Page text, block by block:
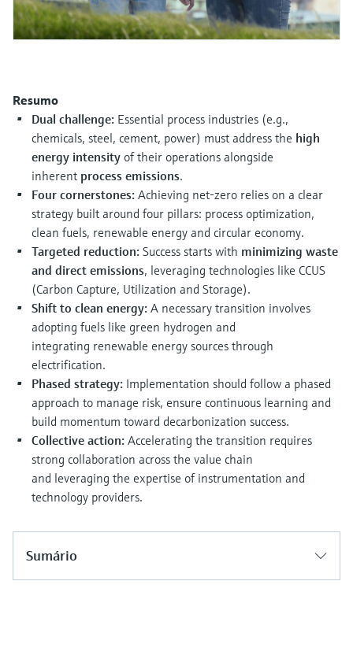
Device Viewer
Spare parts finder
Find spare parts by product root, order code,
or serial number
Medição de nível com pressão
Tecnologia Memosens
do processo para tomada de
decisões
Resumo
Dual challenge: Essential process industries (e.g.,
chemicals, steel, cement, power) must address the high
energy intensity of their operations alongside
inherent process emissions.
Four cornerstones: Achieving net-zero relies on a clear
strategy built around four pillars: process optimization,
clean fuels, renewable energy and circular economy.
Targeted reduction: Success starts with minimizing waste
and direct emissions, leveraging technologies like CCUS
(Carbon Capture, Utilization and Storage).
Shift to clean energy: A necessary transition involves
adopting fuels like green hydrogen and
integrating renewable energy sources through
electrification.
Phased strategy: Implementation should follow a phased
approach to manage risk, ensure continuous learning and
build momentum toward decarbonization success.
Collective action: Accelerating the transition requires
strong collaboration across the value chain
and leveraging the expertise of instrumentation and
technology providers.
Sumário